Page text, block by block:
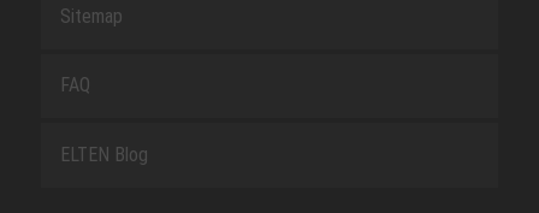
Sitemap
FAQ
ELTEN Blog